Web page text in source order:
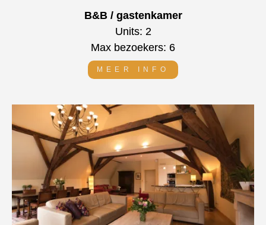
B&B / gastenkamer
Units: 2
Max bezoekers: 6
MEER INFO